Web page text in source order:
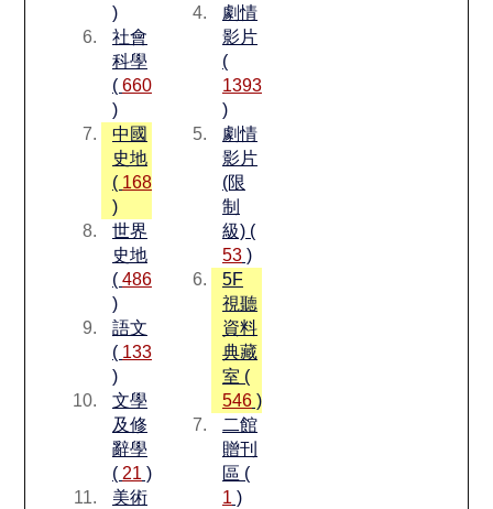
)
社會
科學
( 660
)
中國
史地
( 168
)
世界
史地
( 486
)
語文
( 133
)
文學
及修
辭學
( 21 )
美術
劇情
影片
(
1393
)
劇情
影片
(限
制
級) (
53)
5F
視聽
資料
典藏
室 (
546)
二館
贈刊
區 (
1 )